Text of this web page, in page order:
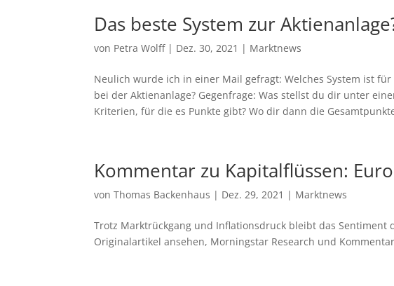
Das beste System zur
von Petra Wolff| Dez. 30, 2021 | Marktnews
Neulich wurde ich in einer Mail gefragt: Welches System ist
bei der Aktienanlage? Gegenfrage: Was stellst du dir unter
Kriterien, für die es Punkte gibt? Wo dir dann die
Kommentar zu Kapitalflüssen:
vonThomas Backenhaus | Dez. 29, 2021 | Marktnews
Trotz Marktrückgang und Inflationsdruck bleibt das Sentiment
Originalartikel ansehen, Morningstar Research und